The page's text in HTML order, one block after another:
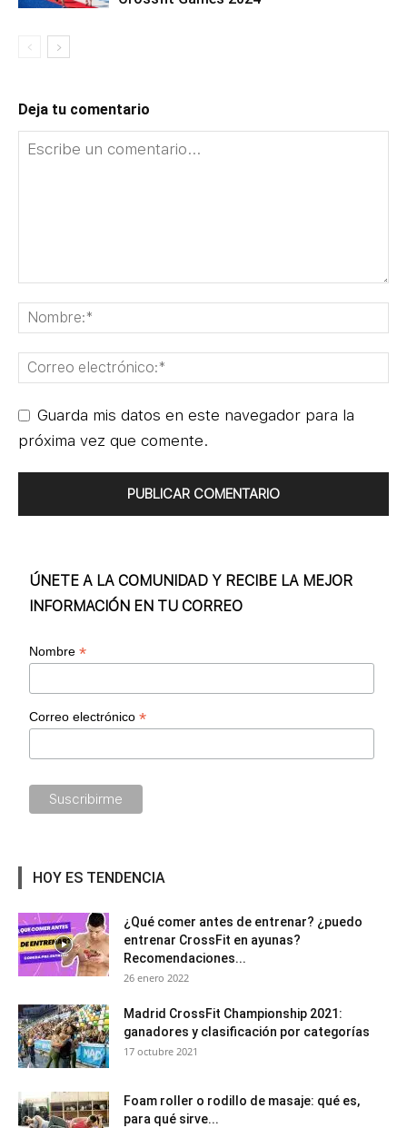
Deja tu comentario
Guarda mis datos en este navegador para la
próxima vez que comente.
ÚNETE A LA COMUNIDAD Y RECIBE LA MEJOR
INFORMACIÓN EN TU CORREO
Nombre*
Correo electrónico*
HOY ES TENDENCIA
¿Qué comer antes de entrenar? ¿puedo
entrenar CrossFit en ayunas?
Recomendaciones...
26 enero 2022
Madrid CrossFit Championship 2021:
ganadores y clasificación por categorías
17 octubre 2021
Foam roller o rodillo de masaje: qué es,
para qué sirve...